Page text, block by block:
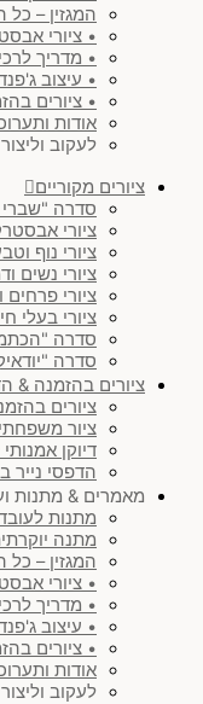
המגזין –
• ציורי
• מדריך
• עיצוב
• ציורים
אודות
לעקוב
ציורים מקוריים
סדרה "שברי
ציורי
ציורי נוף
ציורי נשים
ציורי פרחים
ציורי בעלי
סדרה
סדרה
ציורים בהזמנה &
ציורים
ציור
דיוקן
הדפסי נייר
מאמרים & מתנות
מתנות
מתנה
המגזין –
• ציורי
• מדריך
• עיצוב
• ציורים
אודות
לעקוב